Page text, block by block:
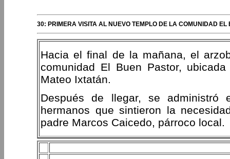
30: PRIMERA VISITA AL NUEVO TEMPLO DE LA COMUNIDAD EL
Hacia el final de la mañana, el
comunidad El Buen Pastor,
Mateo Ixtatán.
Después de llegar, se
hermanos que sintieron la
padre Marcos Caicedo, párroco local.